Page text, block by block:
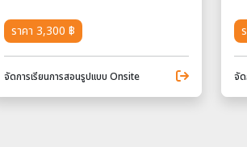
ราคา 3,300 ฿
จัดการเรียนการสอนรูปแบบ Onsite จั